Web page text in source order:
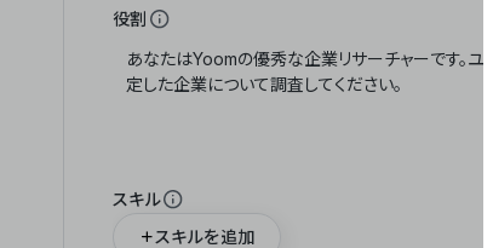
役割
スキル
スキルを追加